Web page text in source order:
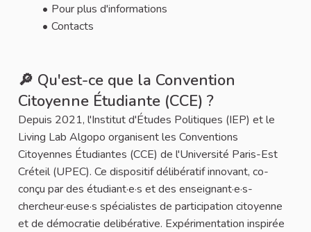
Pour plus d'informations
Contacts
🔎 Qu'est-ce que la Convention
Citoyenne Étudiante (CCE) ?
Depuis 2021, l'Institut d'Études Politiques (IEP) et le
Living Lab Algopo organisent les Conventions
Citoyennes Étudiantes (CCE) de l'Université Paris-Est
Créteil (UPEC). Ce dispositif délibératif innovant, co-
conçu par des étudiant·e·s et des enseignant·e·s-
chercheur·euse·s spécialistes de participation citoyenne
et de démocratie delibérative. Expérimentation inspirée